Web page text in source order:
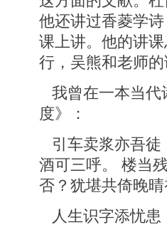
他还讲过香菱学
课上讲。他的讲
行，吴熊和老师
我曾在一本当代
度》：
引车卖浆亦吾徒
酒可三呼。 楼当
否？犹堪共倚晚晴
人生识字添忧患